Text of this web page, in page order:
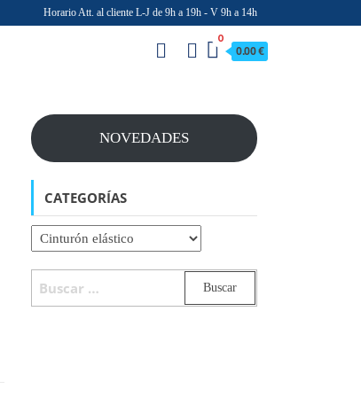
Horario Att. al cliente L-J de 9h a 19h - V 9h a 14h
0
0.00 €
NOVEDADES
CATEGORÍAS